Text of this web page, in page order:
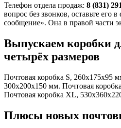
Телефон отдела продаж: 8 (831)
вопрос без звонков, оставьте его
сообщение». Она в правой части
Выпускаем коробки
четырёх размеров
Почтовая коробка S, 260x175x95
300x200x150 мм. Почтовая
Почтовая коробка XL,
Плюсы новых